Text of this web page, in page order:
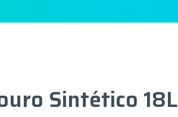
Sintético 18L